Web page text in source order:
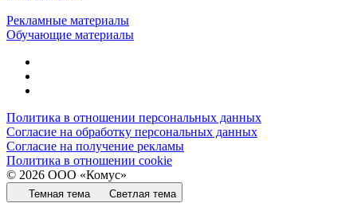
Рекламные материалы
Обучающие материалы
Политика в отношении персональных данных
Согласие на обработку персональных данных
Согласие на получение рекламы
Политика в отношении cookie
© 2026 ООО «Комус»
Темная тема Светлая тема